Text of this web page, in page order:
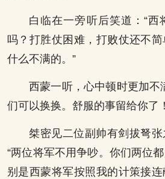
白临在一旁听后笑道：“西
吗？打胜仗困难，打败仗还不
什么不满的。”
西蒙一听，心中顿时更加不
们可以换换。舒服的事留给你了
桀密见二位副帅有剑拔弩张
“两位将军不用争吵。你们两位
别是西蒙将军按照我的计策接